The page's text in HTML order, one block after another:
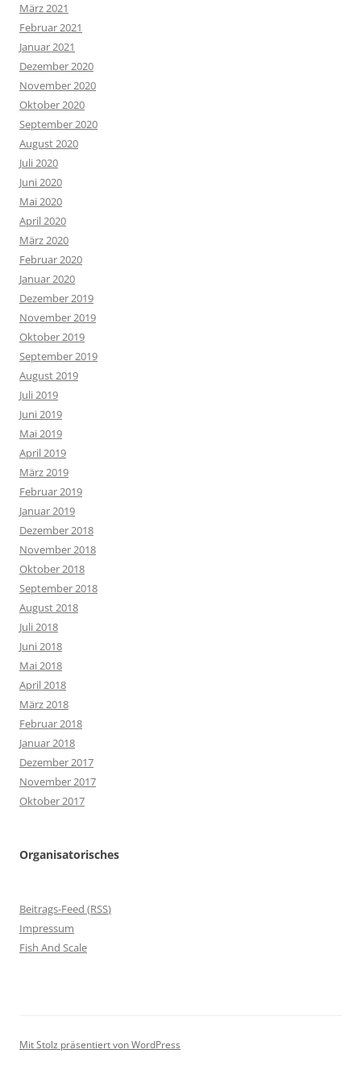
März 2021
Februar 2021
Januar 2021
Dezember 2020
November 2020
Oktober 2020
September 2020
August 2020
Juli 2020
Juni 2020
Mai 2020
April 2020
März 2020
Februar 2020
Januar 2020
Dezember 2019
November 2019
Oktober 2019
September 2019
August 2019
Juli 2019
Juni 2019
Mai 2019
April 2019
März 2019
Februar 2019
Januar 2019
Dezember 2018
November 2018
Oktober 2018
September 2018
August 2018
Juli 2018
Juni 2018
Mai 2018
April 2018
März 2018
Februar 2018
Januar 2018
Dezember 2017
November 2017
Oktober 2017
Organisatorisches
Beitrags-Feed (RSS)
Impressum
Fish And Scale
Mit Stolz präsentiert von WordPress